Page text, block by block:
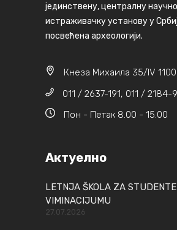
јединствену, централну
истраживачку установу у
посвећена археологији.
Кнеза Михаила 35/IV
011 / 2637-191, 011 / 2184-
Пон - Петак 8.00 - 15.00
Актуелно
LETNJA ŠKOLA ZA
VIMINACIJUMU
27.07.2026